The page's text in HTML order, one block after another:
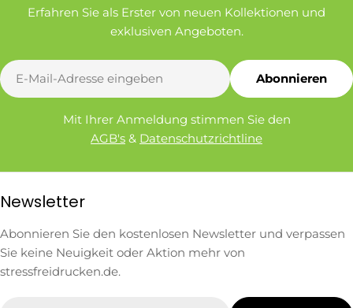
Erfahren Sie als Erster von neuen Kollektionen und
exklusiven Angeboten.
E-
Mail
Abonnieren
Mit Ihrer Anmeldung stimmen Sie den
AGB's & Datenschutzrichtline
Newsletter
Abonnieren Sie den kostenlosen Newsletter und verpassen
Sie keine Neuigkeit oder Aktion mehr von
stressfreidrucken.de.